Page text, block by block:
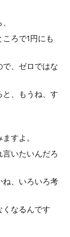
ろで1円にも
で、ゼロではな
、もうね、す
すよ。
いたいんだろ
ね、いろいろ考
くなるんです